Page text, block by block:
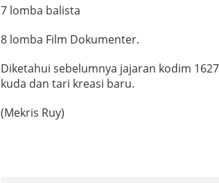
7 lomba balista
8 lomba Film Dokumenter.
Diketahui sebelumnya jajaran kodim
kuda dan tari kreasi baru.
(Mekris Ruy)